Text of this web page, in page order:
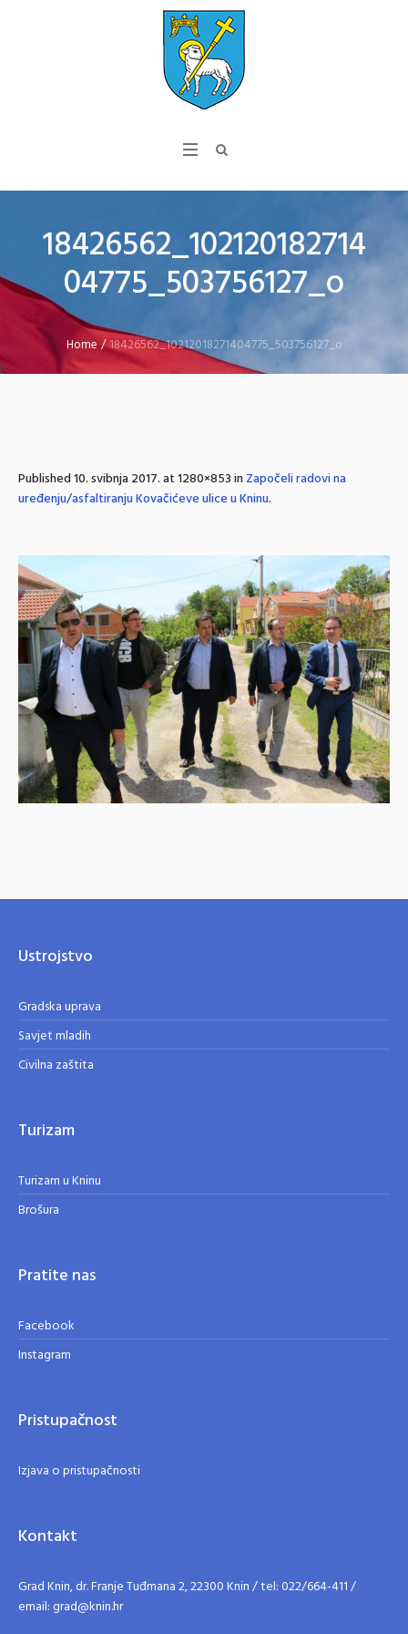
18426562_102120182714
04775_503756127_o
Home /18426562_10212018271404775_503756127_o
Published10. svibnja 2017.at 1280×853 inZapočeli radovi na
uređenju/asfaltiranju Kovačićeve ulice u Kninu.
Ustrojstvo
Gradska uprava
Savjet mladih
Civilna zaštita
Turizam
Turizam u Kninu
Brošura
Pratite nas
Facebook
Instagram
Pristupačnost
Izjava o pristupačnosti
Kontakt
Grad Knin, dr. Franje Tuđmana 2, 22300 Knin / tel: 022/664-411 /
email: grad@knin.hr